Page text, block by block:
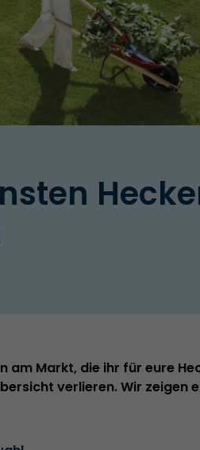
am Markt, die ihr für eure
verlieren. Wir zeigen